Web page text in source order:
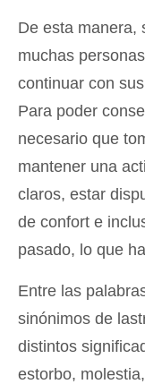
De esta manera,
muchas
continuar con
Para poder
necesario que
mantener una
claros, estar
de confort e
pasado, lo que
Entre las
sinónimos de
distintos
estorbo,